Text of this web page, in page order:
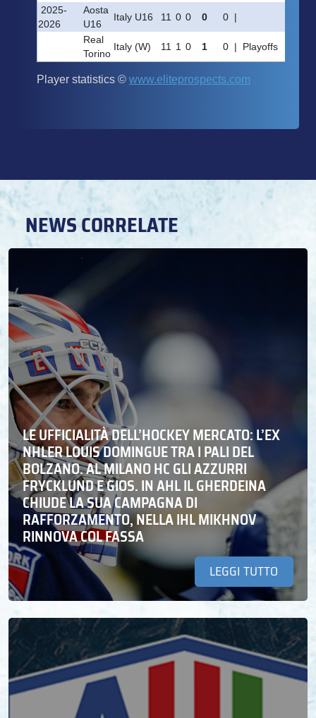
NEWS CORRELATE
LE UFFICIALITÀ DELL’HOCKEY MERCATO: L’EX
NHLER LOUIS DOMINGUE TRA I PALI DEL
BOLZANO. AL MILANO HC GLI AZZURRI
FRYCKLUND E GIOS. IN AHL IL GHERDEINA
CHIUDE LA SUA CAMPAGNA DI
RAFFORZAMENTO, NELLA IHL MIKHNOV
RINNOVA COL FASSA
LEGGI TUTTO